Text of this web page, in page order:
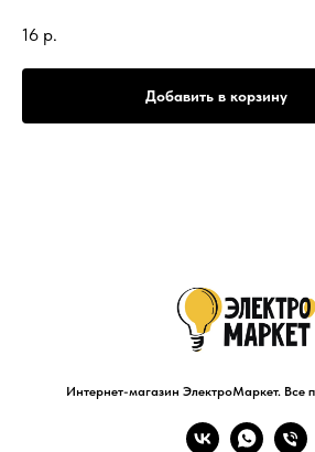
16 р.
Добавить в корзину
Интернет-магазин ЭлектроМаркет.